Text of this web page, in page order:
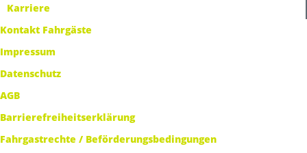
Karriere
Kontakt Fahrgäste
Impressum
Datenschutz
AGB
Barrierefreiheitserklärung
Fahrgastrechte / Beförderungsbedingungen